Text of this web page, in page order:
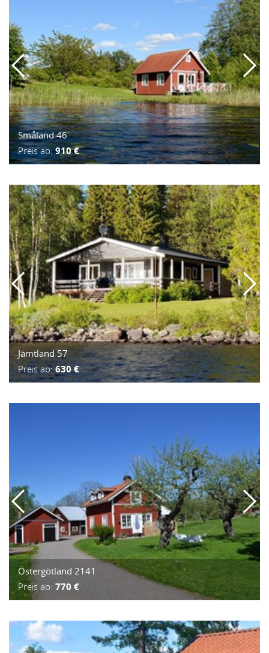
Småland 46
Preis ab:910 €
Jämtland 57
Preis ab: 630 €
Östergötland 2141
Preis ab: 770 €